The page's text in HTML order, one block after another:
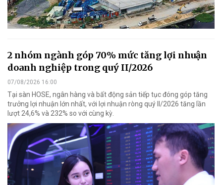
2 nhóm ngành góp 70% mức tăng lợi nhuận
doanh nghiệp trong quý II/2026
07/08/2026 16:00
Tại sàn HOSE, ngân hàng và bất động sản tiếp tục đóng góp tăng
trưởng lợi nhuận lớn nhất, với lợi nhuận ròng quý II/2026 tăng lần
lượt 24,6% và 232% so với cùng kỳ.